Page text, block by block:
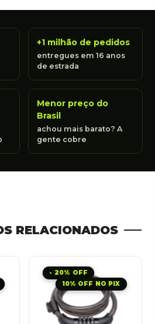
+1 milhão de pedidos
entregues em 16 anos
de estrada
Menor preço do
Brasil
achou mais barato? A
gente cobre
RELACIONADOS
20%
10% OFF NO PIX